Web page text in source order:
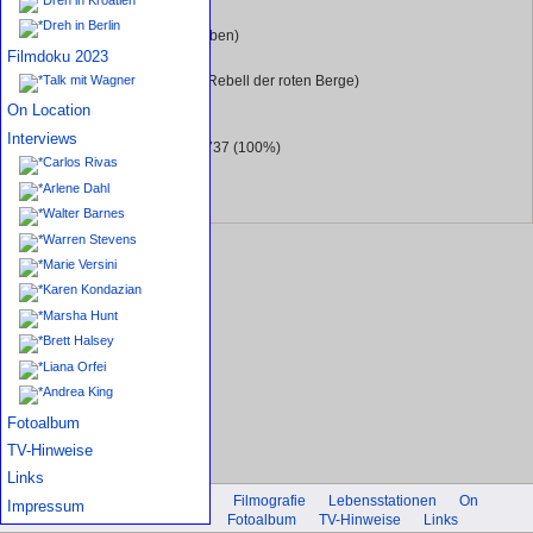
Dreh in Berlin
Filmdoku 2023
Talk mit Wagner
On Location
Interviews
Carlos Rivas
Arlene Dahl
Walter Barnes
Warren Stevens
Marie Versini
Karen Kondazian
Marsha Hunt
Brett Halsey
Liana Orfei
Andrea King
Fotoalbum
TV-Hinweise
Links
Impressum
Robert (aus: Das süße Leben)
Mangas Coloradas (aus: Rebell der roten Berge)
Abgegebene Stimmen: 1737 (100%)
Einführung Filmografie Lebensstationen
On
Fotoalbum TV-Hinweise
Links